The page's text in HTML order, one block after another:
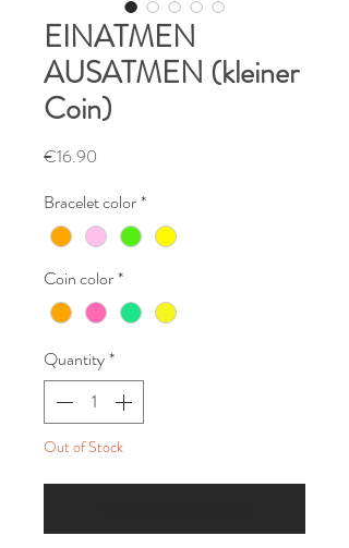
EINATMEN
AUSATMEN (kleiner
Coin)
€16.90
Bracelet color*
Coin color*
Quantity*
Out of Stock